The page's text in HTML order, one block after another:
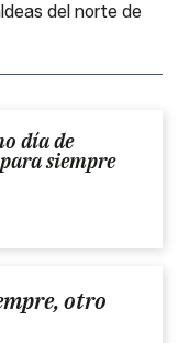
del norte de
día de
siempre
otro